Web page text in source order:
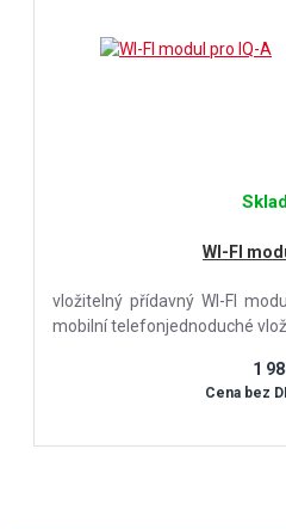
WI-FI
vložitelný přídavný WI-FI
mobilní telefonjednoduché
1
Cena bez